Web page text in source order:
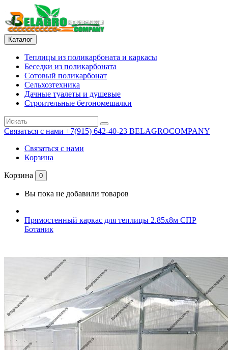
Каталог
Теплицы из поликарбоната и каркасы
Беседки из поликарбоната
Сотовый поликарбонат
Сельхозтехника
Дачные туалеты и душевые
Строительные бетономешалки
Связаться с нами +7(915) 642-40-23 BELAGROCOMPANY
Связаться с нами
Корзина
Корзина 0
Вы пока не добавили товаров
Прямостенный каркас для теплицы 2.85х8м СПР
Ботаник